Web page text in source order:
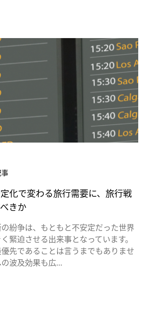
化で変わる旅行需要に、旅行戦
きか
紛争は、もともと不安定だった世界
緊迫させる出来事となっています。
先であることは言うまでもありませ
波及効果も広…